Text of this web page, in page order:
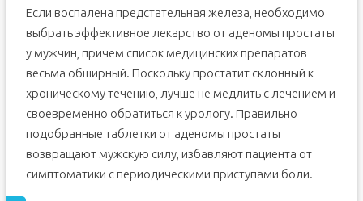
Ингибиторы 5-альфа-редуктазы
Антибиотики при аденоме предстательной железы:
список препаратов
Лечение аденомы простаты комбинированными
препаратами
Лечение аденомы простаты фитопрепаратами
О заболевании
Направление лечения
Если воспалена предстательная железа, необходимо
выбрать эффективное лекарство от аденомы простаты
у мужчин, причем список медицинских препаратов
весьма обширный. Поскольку простатит склонный к
хроническому течению, лучше не медлить с лечением и
своевременно обратиться к урологу. Правильно
подобранные таблетки от аденомы простаты
возвращают мужскую силу, избавляют пациента от
симптоматики с периодическими приступами боли.